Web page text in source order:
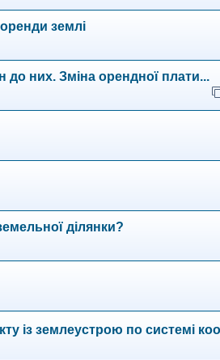
землі
до них. Зміна орендної плати...
ділянки?
із землеустрою по системі